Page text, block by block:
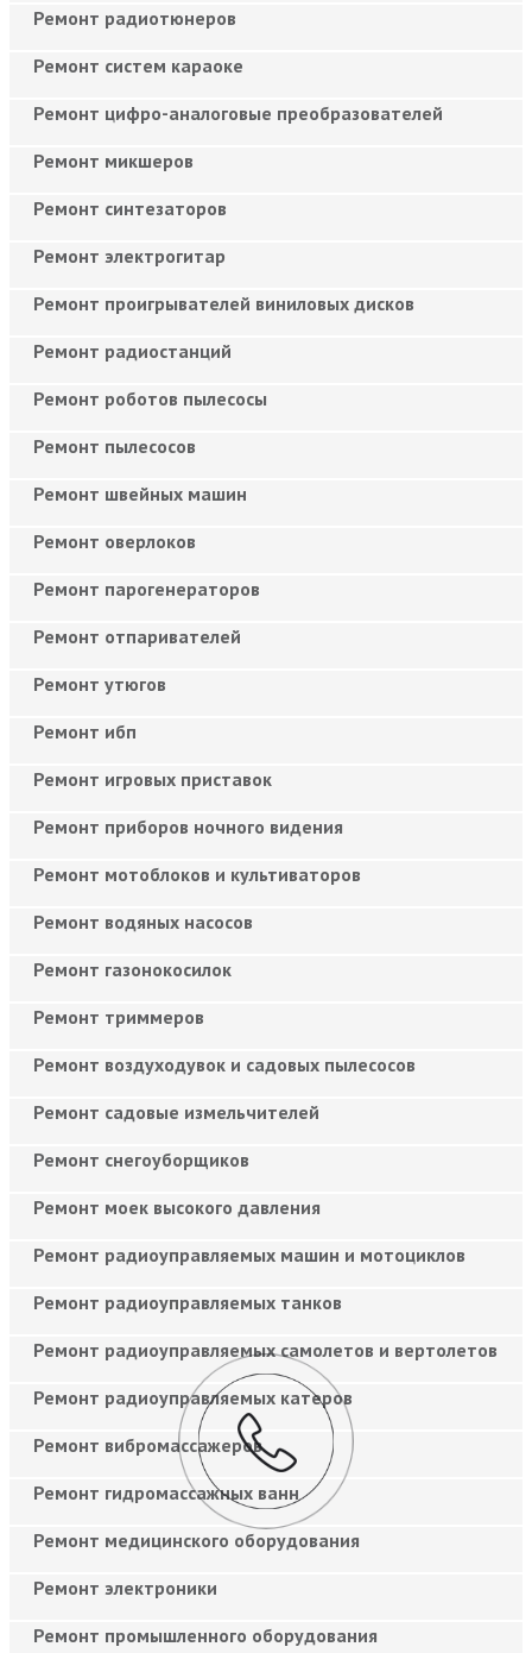
Ремонт радиотюнеров
Ремонт систем караоке
Ремонт цифро-аналоговые преобразователей
Ремонт микшеров
Ремонт синтезаторов
Ремонт электрогитар
Ремонт проигрывателей виниловых дисков
Ремонт радиостанций
Ремонт роботов пылесосы
Ремонт пылесосов
Ремонт швейных машин
Ремонт оверлоков
Ремонт парогенераторов
Ремонт отпаривателей
Ремонт утюгов
Ремонт ибп
Ремонт игровых приставок
Ремонт приборов ночного видения
Ремонт мотоблоков и культиваторов
Ремонт водяных насосов
Ремонт газонокосилок
Ремонт триммеров
Ремонт воздуходувок и садовых пылесосов
Ремонт садовые измельчителей
Ремонт снегоуборщиков
Ремонт моек высокого давления
Ремонт радиоуправляемых машин и мотоциклов
Ремонт радиоуправляемых танков
Ремонт радиоуправляемых самолетов и вертолетов
Ремонт радиоуправляемых катеров
Ремонт вибромассажеров
Ремонт гидромассажных ванн
Ремонт медицинского оборудования
Ремонт электроники
Ремонт промышленного оборудования